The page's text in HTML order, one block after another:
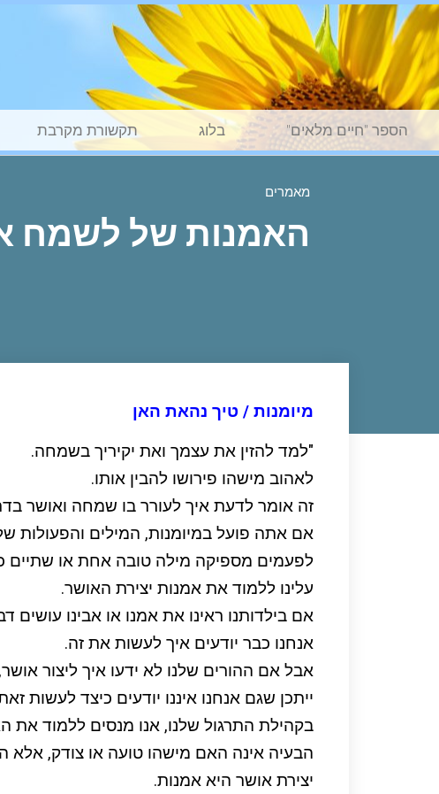
הספר "חיים מלאים" בלוג תקשורת מקרבת
מאמרים
האמנות של לשמח
מיומנות / טיך נהאת האן
"למד להזין את עצמך ואת יקיריך בשמחה.
לאהוב מישהו פירושו להבין אותו.
זה אומר לדעת איך לעורר בו שמחה ואושר
אם אתה פועל במיומנות, המילים והפעולות
לפעמים מספיקה מילה טובה אחת או שתיים
עלינו ללמוד את אמנות יצירת האושר.
אם בילדותנו ראינו את אמנו או אבינו
אנחנו כבר יודעים איך לעשות את זה.
אבל אם ההורים שלנו לא ידעו איך ליצור אושר,
ייתכן שגם אנחנו איננו יודעים כיצד לעשות
בקהילת התרגול שלנו, אנו מנסים ללמוד
הבעיה אינה האם מישהו טועה או צודק, אלא
יצירת אושר היא אמנות.